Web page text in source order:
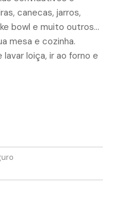
canecas, jarros,
bowl e muito outros…
mesa e cozinha.
loiça, ir ao forno e